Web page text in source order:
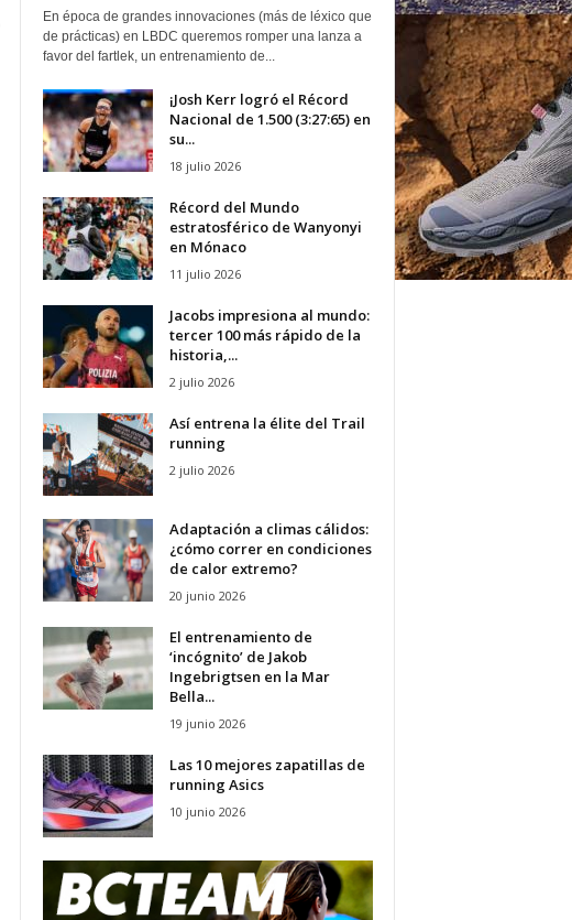
En época de grandes innovaciones (más de léxico que
de prácticas) en LBDC queremos romper una lanza a
favor del fartlek, un entrenamiento de...
¡Josh Kerr logró el Récord
Nacional de 1.500 (3:27:65) en
su...
18 julio 2026
Récord del Mundo
estratosférico de Wanyonyi
en Mónaco
11 julio 2026
Jacobs impresiona al mundo:
tercer 100 más rápido de la
historia,...
2 julio 2026
Así entrena la élite del Trail
running
2 julio 2026
Adaptación a climas cálidos:
¿cómo correr en condiciones
de calor extremo?
20 junio 2026
El entrenamiento de
‘incógnito’ de Jakob
Ingebrigtsen en la Mar
Bella...
19 junio 2026
Las 10 mejores zapatillas de
running Asics
10 junio 2026